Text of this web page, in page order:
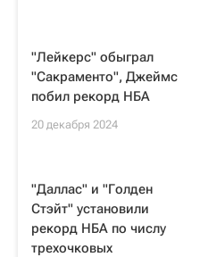
"Лейкерс" обыграл
"Сакраменто", Джеймс
побил рекорд НБА
20 декабря 2024
"Даллас" и "Голден
Стэйт" установили
рекорд НБА по числу
трехочковых